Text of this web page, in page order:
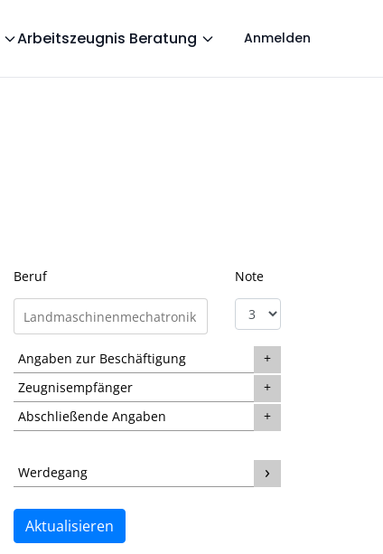
Arbeitszeugnis Beratung Anmelden
Beruf Note
Angaben zur Beschäftigung
Zeugnisempfänger
Abschließende Angaben
Werdegang
Aktualisieren